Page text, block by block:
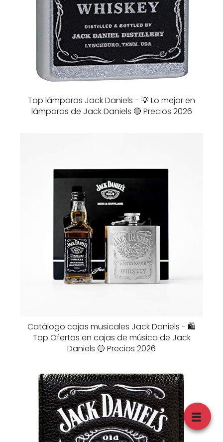
Top lámparas Jack Daniels - 💡 Lo mejor en
lámparas de Jack Daniels 🔴 Precios 2026
Catálogo cajas musicales Jack Daniels - 🛍️
Top Ofertas en cajas de música de Jack
Daniels 🔵 Precios 2026